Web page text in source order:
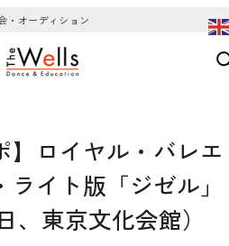
・オーディション
】ロイヤル・バレエ
イト版「ジゼル」
、東京文化会館）